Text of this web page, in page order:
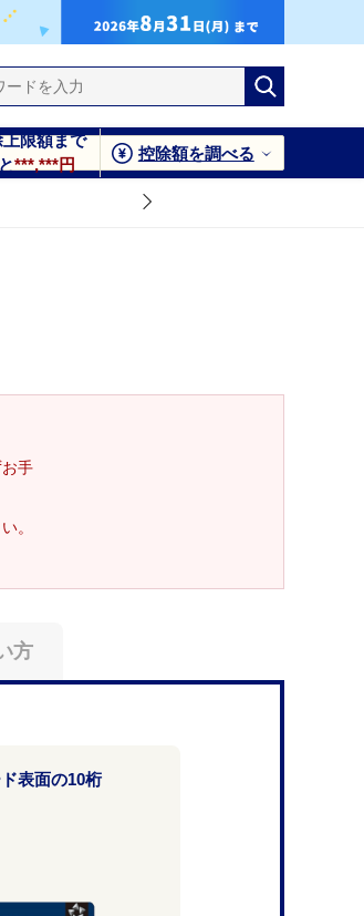
上限額まで
***,***円
控除額を調べる
手
。
方
表面の10桁